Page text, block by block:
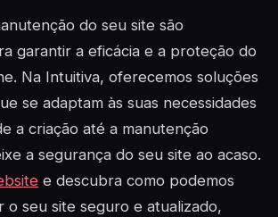
do seu site são
garantir a eficácia e a proteção do
Na Intuitiva, oferecemos soluções
se adaptam às suas necessidades
a criação até a manutenção
a segurança do seu site ao acaso.
e descubra como podemos
o seu site seguro e atualizado,